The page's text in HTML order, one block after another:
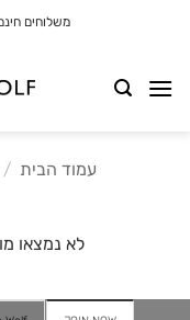
משלוחים חינם בקנייה
עמוד הבית /
לא נמצאו